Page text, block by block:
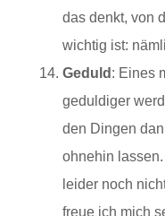
das denkt, von
wichtig ist:
Geduld : Eines
geduldiger
den Dingen
ohnehin
leider noch
freue ich mich